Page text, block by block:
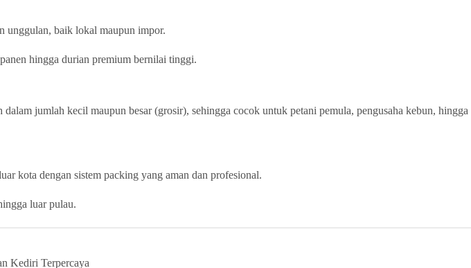
unggulan, baik lokal maupun impor.
hingga durian premium bernilai tinggi.
jumlah kecil maupun besar (grosir), sehingga cocok untuk petani pemula, pengusaha kebun, hingga
kota dengan sistem packing yang aman dan profesional.
luar pulau.